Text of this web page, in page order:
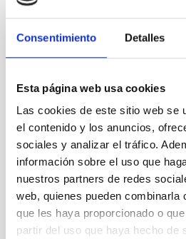
Consentimiento Detalles
Esta página web usa cookies
Las cookies de este sitio web se
el contenido y los anuncios,
sociales y analizar el tráfico.
información sobre el uso que
nuestros partners de redes
web, quienes pueden combinarla
que les haya proporcionado o
partir del uso que haya hecho de
Suscribirme
Suscríbete a la
CEDDD
Mantente siempre al día de la
relevante del sector social en
Email